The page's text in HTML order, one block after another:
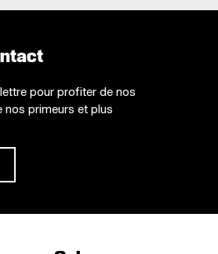
pour profiter de nos
nos primeurs et plus